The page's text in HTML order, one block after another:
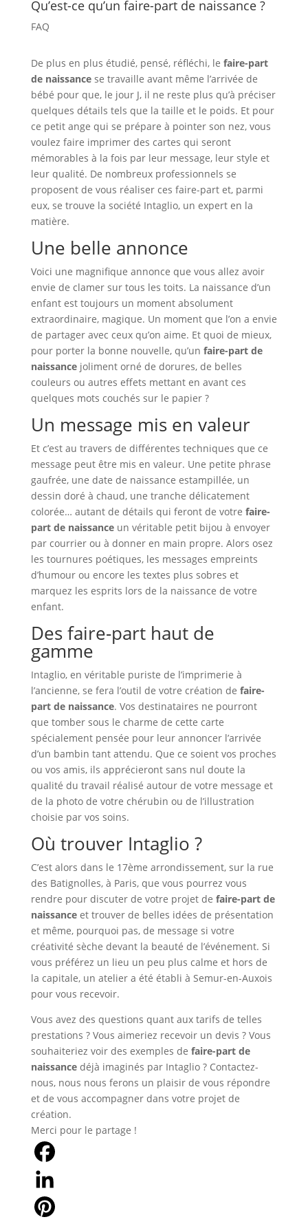
Qu’est-ce qu’un faire-part de naissance ?
FAQ
De plus en plus étudié, pensé, réfléchi, le faire-part
de naissancese travaille avant même l’arrivée de
bébé pour que, le jour J, il ne reste plus qu’à préciser
quelques détails tels que la taille et le poids. Et pour
ce petit ange qui se prépare à pointer son nez, vous
voulez faire imprimer des cartes qui seront
mémorables à la fois par leur message, leur style et
leur qualité. De nombreux professionnels se
proposent de vous réaliser ces faire-part et, parmi
eux, se trouve la société Intaglio, un expert en la
matière.
Une belle annonce
Voici une magnifique annonce que vous allez avoir
envie de clamer sur tous les toits. La naissance d’un
enfant est toujours un moment absolument
extraordinaire, magique. Un moment que l’on a envie
de partager avec ceux qu’on aime. Et quoi de mieux,
pour porter la bonne nouvelle, qu’un faire-part de
naissancejoliment orné de dorures, de belles
couleurs ou autres effets mettant en avant ces
quelques mots couchés sur le papier ?
Un message mis en valeur
Et c’est au travers de différentes techniques que ce
message peut être mis en valeur. Une petite phrase
gaufrée, une date de naissance estampillée, un
dessin doré à chaud, une tranche délicatement
colorée… autant de détails qui feront de votre faire-
part de naissanceun véritable petit bijou à envoyer
par courrier ou à donner en main propre. Alors osez
les tournures poétiques, les messages empreints
d’humour ou encore les textes plus sobres et
marquez les esprits lors de la naissance de votre
enfant.
Des faire-part haut de
gamme
Intaglio, en véritable puriste de l’imprimerie à
l’ancienne, se fera l’outil de votre création de faire-
part de naissance. Vos destinataires ne pourront
que tomber sous le charme de cette carte
spécialement pensée pour leur annoncer l’arrivée
d’un bambin tant attendu. Que ce soient vos proches
ou vos amis, ils apprécieront sans nul doute la
qualité du travail réalisé autour de votre message et
de la photo de votre chérubin ou de l’illustration
choisie par vos soins.
Où trouver Intaglio ?
C’est alors dans le 17ème arrondissement, sur la rue
des Batignolles, à Paris, que vous pourrez vous
rendre pour discuter de votre projet de faire-part de
naissanceet trouver de belles idées de présentation
et même, pourquoi pas, de message si votre
créativité sèche devant la beauté de l’événement. Si
vous préférez un lieu un peu plus calme et hors de
la capitale, un atelier a été établi à Semur-en-Auxois
pour vous recevoir.
Vous avez des questions quant aux tarifs de telles
prestations ? Vous aimeriez recevoir un devis ? Vous
souhaiteriez voir des exemples de faire-part de
naissancedéjà imaginés par Intaglio ? Contactez-
nous, nous nous ferons un plaisir de vous répondre
et de vous accompagner dans votre projet de
création.
Merci pour le partage !
Facebook
LinkedIn